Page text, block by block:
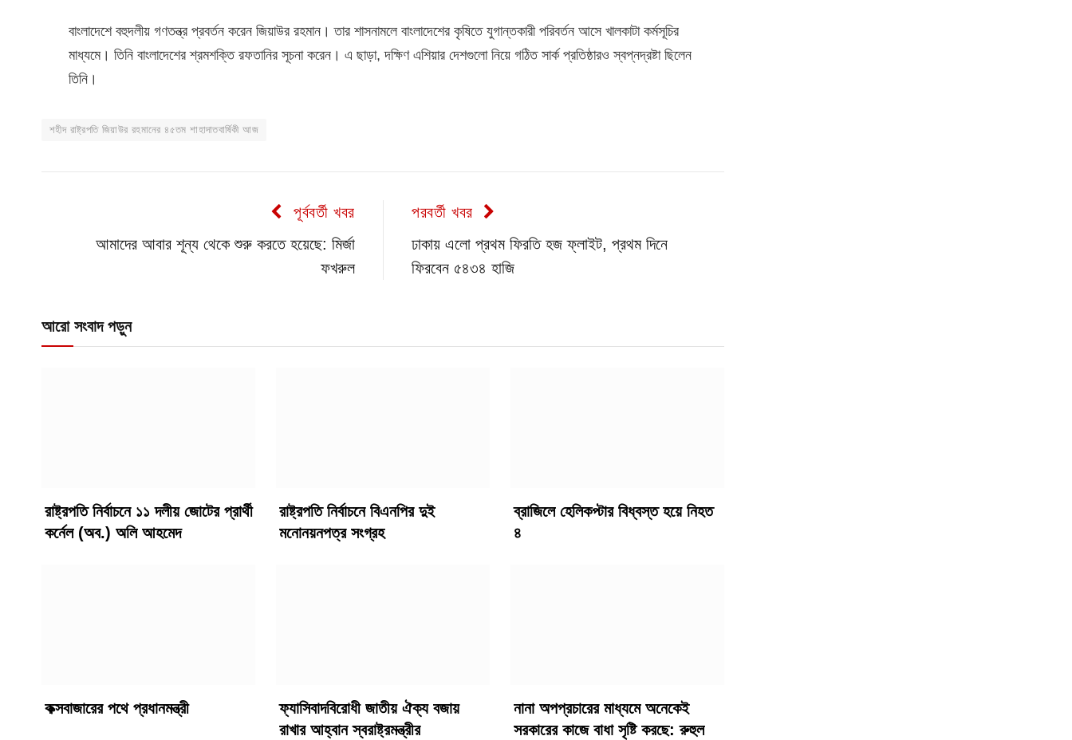
বাংলাদেশে বহুদলীয় গণতন্ত্র প্রবর্তন করেন জিয়াউর রহমান। তার শাসনামলে বাংলাদেশের কৃষিতে যুগান্তকারী পরিবর্তন আসে খালকাটা কর্মসূচির
মাধ্যমে। তিনি বাংলাদেশের শ্রমশক্তি রফতানির সূচনা করেন। এ ছাড়া, দক্ষিণ এশিয়ার দেশগুলো নিয়ে গঠিত সার্ক প্রতিষ্ঠারও স্বপ্নদ্রষ্টা ছিলেন
তিনি।
শহীদ রাষ্ট্রপতি জিয়াউর রহমানের ৪৫তম শাহাদাতবার্ষিকী আজ
পূর্ববর্তী খবর
আমাদের আবার শূন্য থেকে শুরু করতে হয়েছে: মির্জা
ফখরুল
পরবর্তী খবর
ঢাকায় এলো প্রথম ফিরতি হজ ফ্লাইট, প্রথম দিনে
ফিরবেন ৫৪৩৪ হাজি
আরো সংবাদ পড়ুন
রাষ্ট্রপতি নির্বাচনে ১১ দলীয় জোটের প্রার্থী
কর্নেল (অব.) অলি আহমেদ
রাষ্ট্রপতি নির্বাচনে বিএনপির দুই
মনোনয়নপত্র সংগ্রহ
ব্রাজিলে হেলিকপ্টার বিধ্বস্ত হয়ে নিহত
৪
কক্সবাজারের পথে প্রধানমন্ত্রী
ফ্যাসিবাদবিরোধী জাতীয় ঐক্য বজায়
রাখার আহ্বান স্বরাষ্ট্রমন্ত্রীর
নানা অপপ্রচারের মাধ্যমে অনেকেই
সরকারের কাজে বাধা সৃষ্টি করছে: রুহুল